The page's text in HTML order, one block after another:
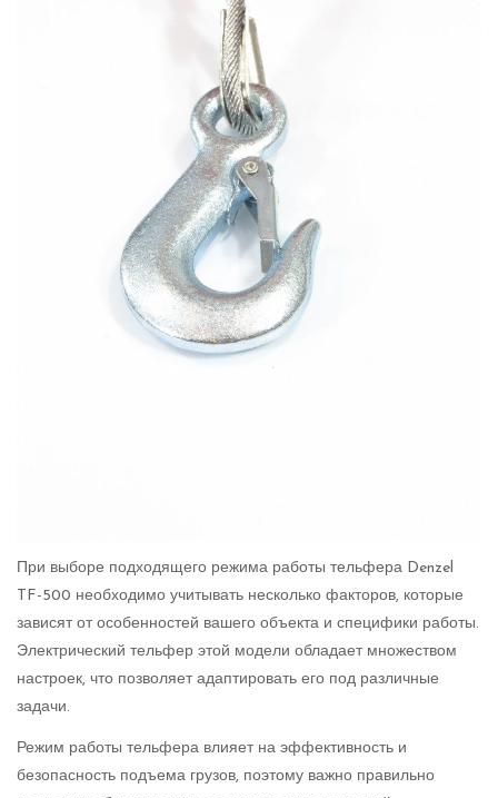
При выборе подходящего режима работы тельфера Denzel
TF-500 необходимо учитывать несколько факторов, которые
зависят от особенностей вашего объекта и специфики работы.
Электрический тельфер этой модели обладает множеством
настроек, что позволяет адаптировать его под различные
задачи.
Режим работы тельфера влияет на эффективность и
безопасность подъема грузов, поэтому важно правильно